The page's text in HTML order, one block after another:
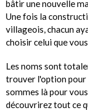
bâtir une nouvelle
Une fois la
villageois, chacun
choisir celui que
Les noms sont
trouver l'option pour
sommes là pour
découvrirez tout ce